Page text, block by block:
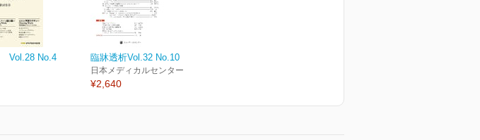
Vol.28 No.4 臨牀透析Vol.32 No.10
日本メディカルセンター
¥2,640